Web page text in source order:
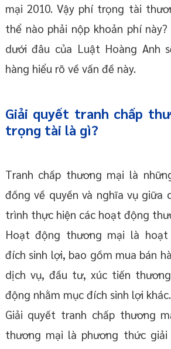
mại 2010. Vậy phí trọng tài
thể nào phải nộp khoản phí
dưới đâu của Luật Hoàng Anh
hàng hiểu rõ về vấn đề này.
Giải quyết tranh chấp
trọng tài là gì?
Tranh chấp thương mại là
đồng về quyền và nghĩa vụ giữa
trình thực hiện các hoạt động
Hoạt động thương mại là hoạt
đích sinh lợi, bao gồm mua bán
dịch vụ, đầu tư, xúc tiến
động nhằm mục đích sinh lợi khác.
Giải quyết tranh chấp thương
thương mại là phương thức